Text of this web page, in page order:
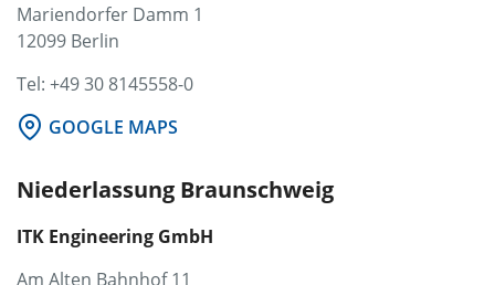
Mariendorfer Damm 1
12099 Berlin
Tel: +49 30 8145558-0
GOOGLE MAPS
Niederlassung Braunschweig
ITK Engineering GmbH
Am Alten Bahnhof 11